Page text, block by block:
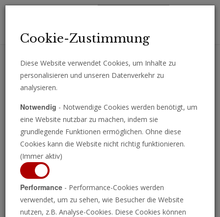
Erhalten Sie wichtige Analysen, Kommentare und Nachrichten
Programm ansehen
Cookie-Zustimmung
Diese Website verwendet Cookies, um Inhalte zu
personalisieren und unseren Datenverkehr zu
analysieren.
Notwendig - Notwendige Cookies werden benötigt, um
eine Website nutzbar zu machen, indem sie
grundlegende Funktionen ermöglichen. Ohne diese
Cookies kann die Website nicht richtig funktionieren.
(Immer aktiv)
Performance - Performance-Cookies werden
verwendet, um zu sehen, wie Besucher die Website
nutzen, z.B. Analyse-Cookies. Diese Cookies können